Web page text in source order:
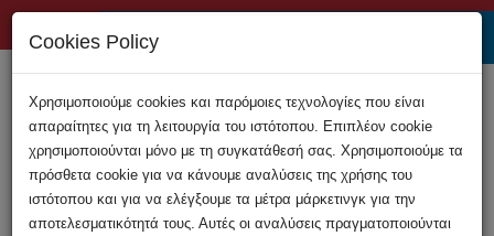
Cookies Policy
Χρησιμοποιούμε cookies και παρόμοιες τεχνολογίες που είναι
απαραίτητες για τη λειτουργία του ιστότοπου. Επιπλέον cookie
χρησιμοποιούνται μόνο με τη συγκατάθεσή σας. Χρησιμοποιούμε τα
πρόσθετα cookie για να κάνουμε αναλύσεις της χρήσης του
ιστότοπου και για να ελέγξουμε τα μέτρα μάρκετινγκ για την
αποτελεσματικότητά τους. Αυτές οι αναλύσεις πραγματοποιούνται